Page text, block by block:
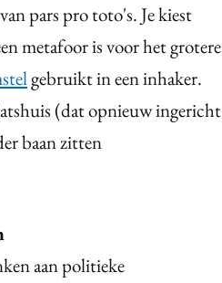
pars pro toto's. Je kiest
metafoor is voor het grotere
gebruikt in een inhaker.
(dat opnieuw ingericht
baan zitten
aan politieke